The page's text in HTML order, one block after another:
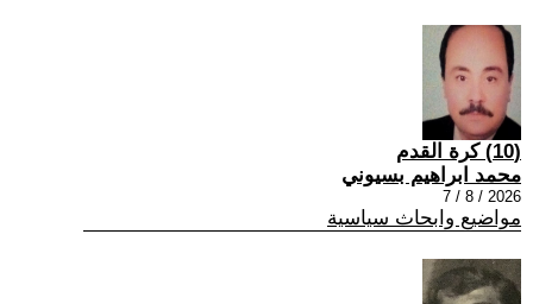
(10) كرة القدم
محمد ابراهيم بسيوني
2026 / 8 / 7
مواضيع وابحاث سياسية